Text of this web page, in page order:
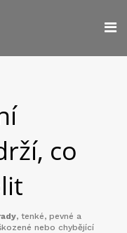
co
, tenké, pevné a
nebo chybějící